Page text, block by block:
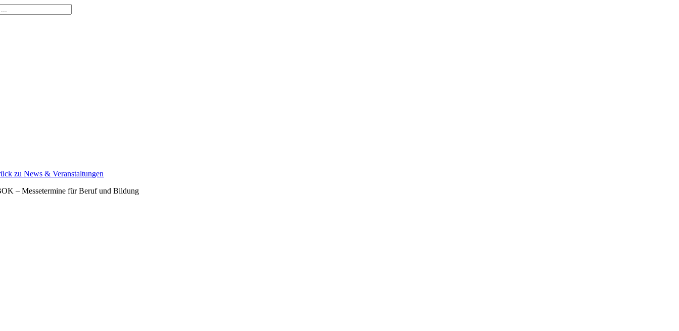
Inhalt
zu News & Veranstaltungen
– Messetermine für Beruf und Bildung